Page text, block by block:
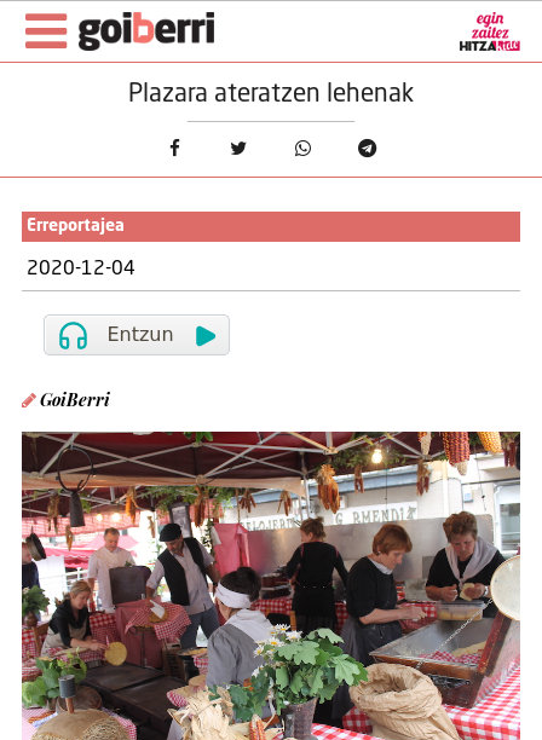
Plazara ateratzen lehenak
Erreportajea
2020-12-04
GoiBerri